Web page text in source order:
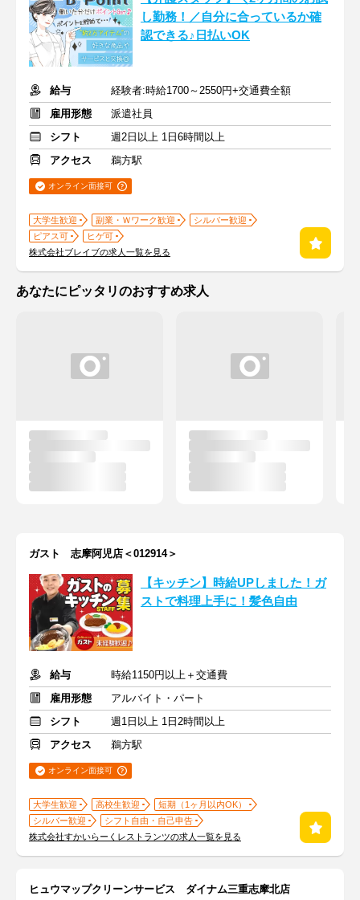
し勤務！／自分に合っているか確
認できる♪日払いOK
給与
経験者:時給1700～2550円+交通費全額
雇用形態
派遣社員
シフト
週2日以上 1日6時間以上
アクセス
鵜方駅
オンライン面接可
大学生歓迎 副業・Ｗワーク歓迎
シルバー歓迎
ピアス可
ヒゲ可
株式会社ブレイブの求人一覧を見る
あなたにピッタリのおすすめ求人
ガスト 志摩阿児店＜012914＞
【キッチン】時給UPしました！ガ
ストで料理上手に！髪色自由
給与
時給1150円以上＋交通費
雇用形態
アルバイト・パート
シフト
週1日以上 1日2時間以上
アクセス
鵜方駅
オンライン面接可
大学生歓迎 高校生歓迎
短期（1ヶ月以内OK）
シルバー歓迎
シフト自由・自己申告
株式会社すかいらーくレストランツの求人一覧を見る
ヒュウマップクリーンサービス ダイナム三重志摩北店